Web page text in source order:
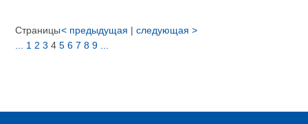
Страницы< предыдущая | следующая >
1 2 3 45 6 7 8 9